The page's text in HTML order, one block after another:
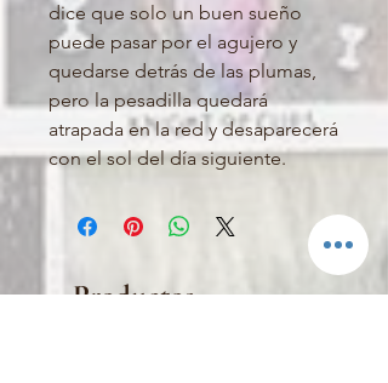
dice que solo un buen sueño
puede pasar por el agujero y
quedarse detrás de las plumas,
pero la pesadilla quedará
atrapada en la red y desaparecerá
con el sol del día siguiente.
Productos